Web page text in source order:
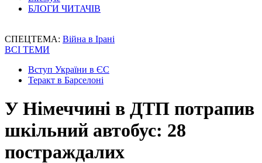
БЛОГИ ЧИТАЧІВ
СПЕЦТЕМА: Війна в Ірані
ВСІ ТЕМИ
Вступ України в ЄС
Теракт в Барселоні
У Німеччині в ДТП потрапив
шкільний автобус: 28
постраждалих